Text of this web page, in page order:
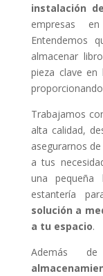
instalación
empresas
Entendemos
almacenar
pieza clave
Trabajamos
alta calidad,
asegurarnos
a tus
una
estantería
solución a
a tu espacio.
Además